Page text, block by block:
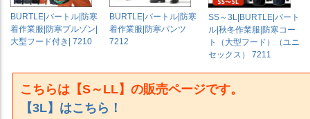
BURTLE|バートル|防寒
着作業服|防寒ブルゾン|
大型フード付き| 7210
BURTLE|バートル|防寒
着作業服|防寒パンツ
7212
SS～3L|BURTLE|バート
ル|秋冬作業服|防寒コー
ト（大型フード）（ユニ
セックス） 7211
こちらは【S～LL】の販売ページです。
【3L】はこちら！